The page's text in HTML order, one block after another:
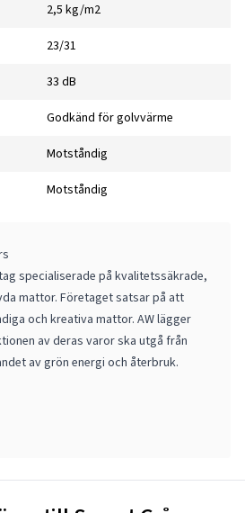
2,5 kg/m2
23/31
33 dB
Godkänd för golvvärme
Motståndig
Motståndig
specialiserade på kvalitetssäkrade,
mattor. Företaget satsar på att
och kreativa mattor. AW lägger
av deras varor ska utgå från
av grön energi och återbruk.